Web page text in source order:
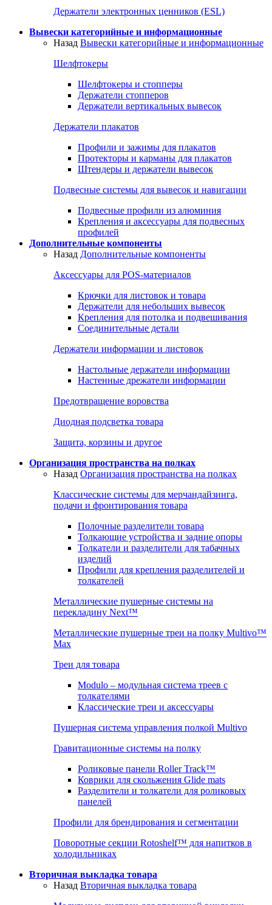
Держатели электронных ценников (ESL)
Вывески категорийные и информационные
Назад Вывески категорийные и информационные
Шелфтокеры
Шелфтокеры и стопперы
Держатели стопперов
Держатели вертикальных вывесок
Держатели плакатов
Профили и зажимы для плакатов
Протекторы и карманы для плакатов
Штендеры и держатели вывесок
Подвесные системы для вывесок и навигации
Подвесные профили из алюминия
Крепления и аксессуары для подвесных
профилей
Дополнительные компоненты
Назад Дополнительные компоненты
Аксессуары для POS-материалов
Крючки для листовок и товара
Держатели для небольших вывесок
Крепления для потолка и подвешивания
Соединительные детали
Держатели информации и листовок
Настольные держатели информации
Настенные дрежатели информации
Предотвращение воровства
Диодная подсветка товара
Защита, корзины и другое
Организация пространства на полках
Назад Организация пространства на полках
Классические системы для мерчандайзинга,
подачи и фронтирования товара
Полочные разделители товара
Толкающие устройства и задние опоры
Толкатели и разделители для табачных
изделий
Профили для крепления разделителей и
толкателей
Металлические пушерные системы на
перекладину Next™
Металлические пушерные треи на полку Multivo™
Max
Треи для товара
Modulo – модульная система треев с
толкателями
Классические треи и аксессуары
Пушерная система управления полкой Multivo
Гравитационные системы на полку
Роликовые панели Roller Track™
Коврики для скольжения Glide mats
Разделители и толкатели для роликовых
панелей
Профили для брендирования и сегментации
Поворотные секции Rotoshelf™ для напитков в
холодильниках
Вторичная выкладка товара
Назад Вторичная выкладка товара